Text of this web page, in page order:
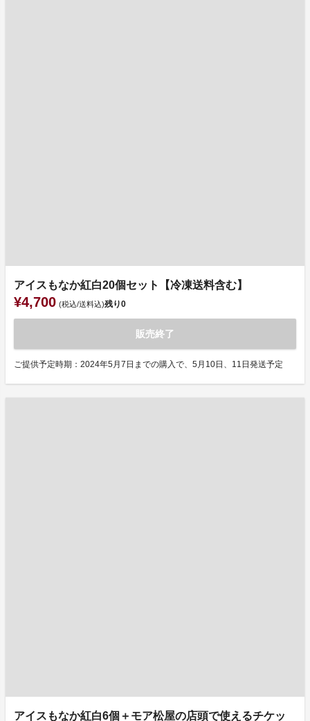
アイスもなか紅白20個セット【冷凍送料含む】
¥4,700 (税込/送料込)残り0
販売終了
ご提供予定時期：2024年5月7日までの購入で、5月10日、11日発送予定
アイスもなか紅白6個＋モア松屋の店頭で使えるチケッ